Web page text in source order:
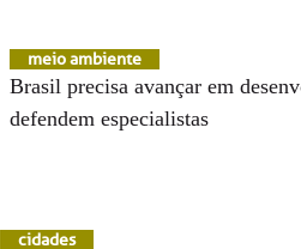
meio ambiente
Brasil precisa avançar em
defendem especialistas
cidades